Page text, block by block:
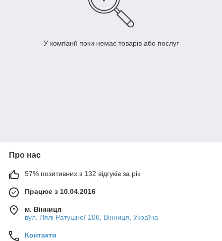
У компанії поки немає товарів або послуг
Про нас
97% позитивних з 132 відгуків за рік
Працює з 10.04.2016
м. Вінниця
вул. Лялі Ратушної 106, Вінниця, Україна
Контакти